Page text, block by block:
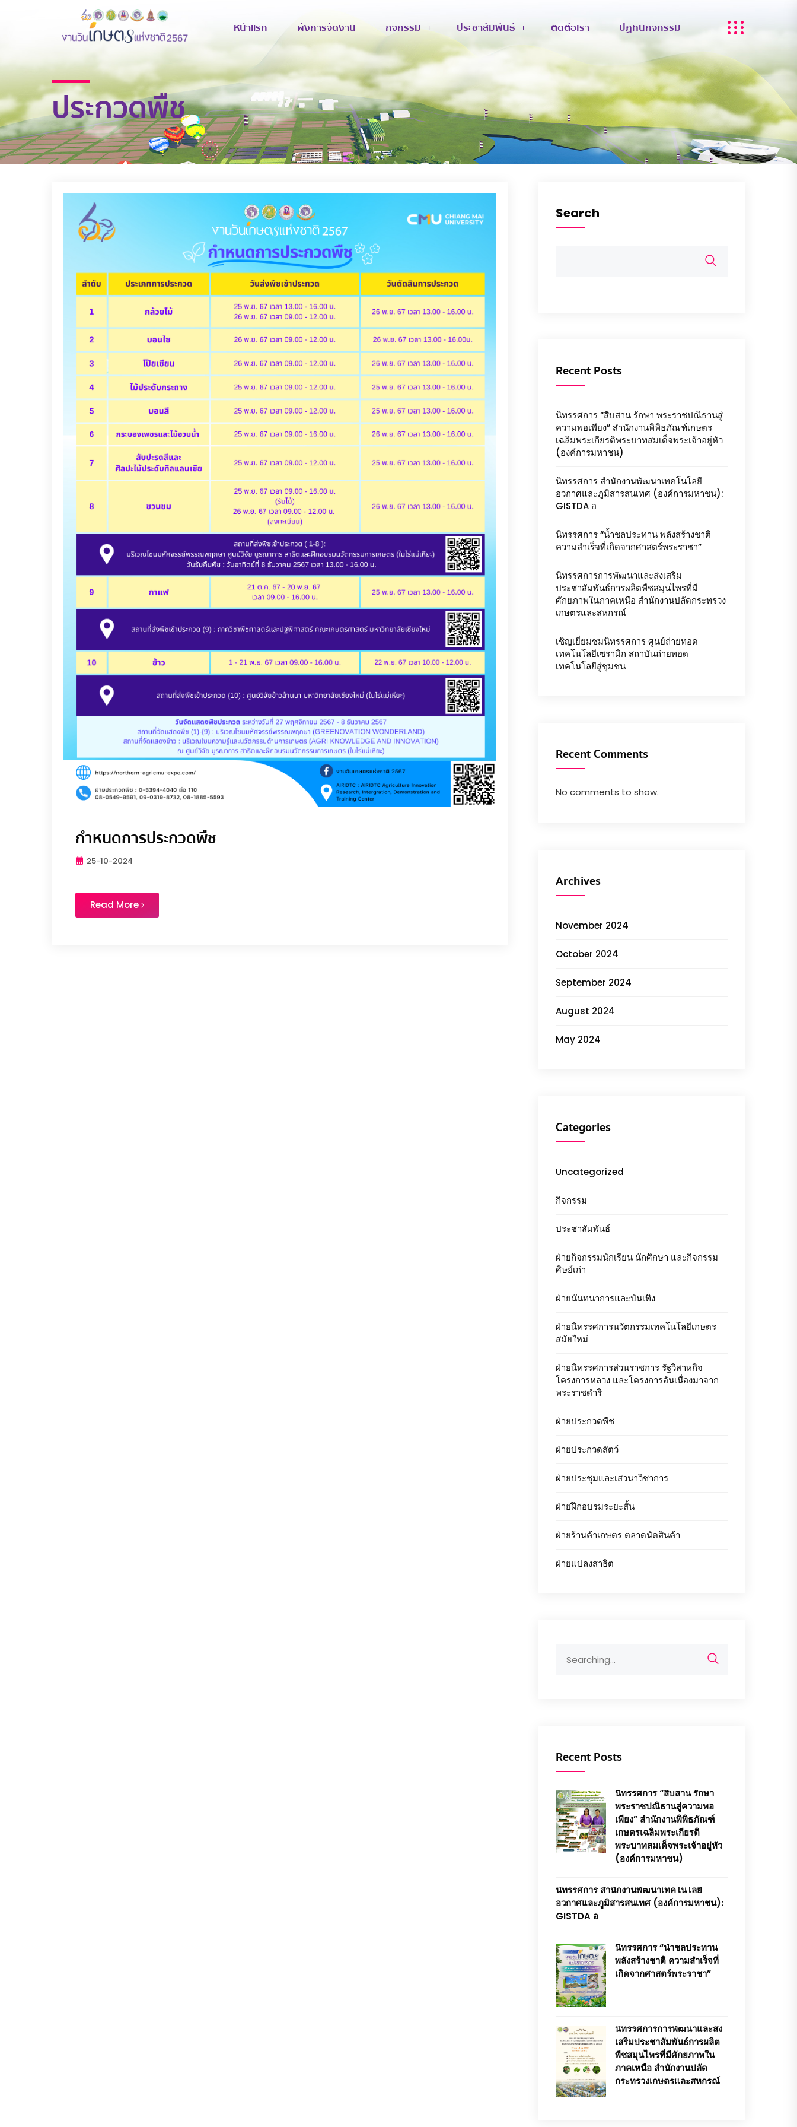
หน้าแรก ผังการจัดงาน กิจกรรม ประชาสัมพันธ์ ติดต่อเรา ปฏิทินกิจกรรม
ประกวดพืช
กำหนดการประกวดพืช
25-10-2024
Read More
Search
Recent Posts
นิทรรศการ “สืบสาน รักษา พระราชปณิธานสู่
ความพอเพียง” สำนักงานพิพิธภัณฑ์เกษตร
เฉลิมพระเกียรติพระบาทสมเด็จพระเจ้าอยู่หัว
(องค์การมหาชน)
นิทรรศการ สำนักงานพัฒนาเทคโนโลยี
อวกาศและภูมิสารสนเทศ (องค์การมหาชน):
GISTDA อ
นิทรรศการ “น้ำชลประทาน พลังสร้างชาติ
ความสำเร็จที่เกิดจากศาสตร์พระราชา”
นิทรรศการการพัฒนาและส่งเสริม
ประชาสัมพันธ์การผลิตพืชสมุนไพรที่มี
ศักยภาพในภาคเหนือ สำนักงานปลัดกระทรวง
เกษตรและสหกรณ์
เชิญเยี่ยมชมนิทรรศการ ศูนย์ถ่ายทอด
เทคโนโลยีเซรามิก สถาบันถ่ายทอด
เทคโนโลยีสู่ชุมชน
Recent Comments
No comments to show.
Archives
November 2024
October 2024
September 2024
August 2024
May 2024
Categories
Uncategorized
กิจกรรม
ประชาสัมพันธ์
ฝ่ายกิจกรรมนักเรียน นักศึกษา และกิจกรรม
ศิษย์เก่า
ฝ่ายนันทนาการและบันเทิง
ฝ่ายนิทรรศการนวัตกรรมเทคโนโลยีเกษตร
สมัยใหม่
ฝ่ายนิทรรศการส่วนราชการ รัฐวิสาหกิจ
โครงการหลวง และโครงการอันเนื่องมาจาก
พระราชดำริ
ฝ่ายประกวดพืช
ฝ่ายประกวดสัตว์
ฝ่ายประชุมและเสวนาวิชาการ
ฝ่ายฝึกอบรมระยะสั้น
ฝ่ายร้านค้าเกษตร ตลาดนัดสินค้า
ฝ่ายแปลงสาธิต
for:
Recent Posts
นิทรรศการ “สืบสาน รักษา
พระราชปณิธานสู่ความพอ
เพียง” สำนักงานพิพิธภัณฑ์
เกษตรเฉลิมพระเกียรติ
พระบาทสมเด็จพระเจ้าอยู่หัว
(องค์การมหาชน)
นิทรรศการ สำนักงานพัฒนาเทคโนโลยี
อวกาศและภูมิสารสนเทศ (องค์การมหาชน):
GISTDA อ
นิทรรศการ “น้ำชลประทาน
พลังสร้างชาติ ความสำเร็จที่
เกิดจากศาสตร์พระราชา”
นิทรรศการการพัฒนาและส่ง
เสริมประชาสัมพันธ์การผลิต
พืชสมุนไพรที่มีศักยภาพใน
ภาคเหนือ สำนักงานปลัด
กระทรวงเกษตรและสหกรณ์